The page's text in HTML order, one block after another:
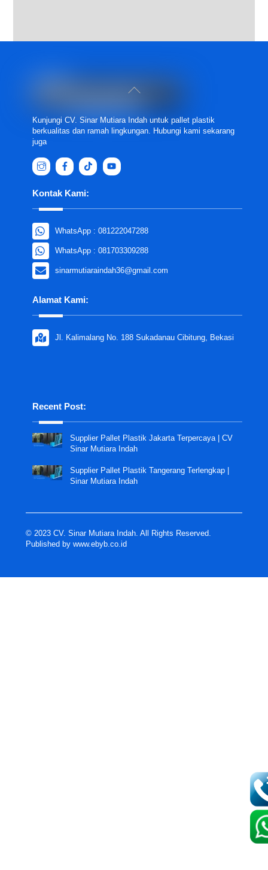
Back
Kunjungi CV. Sinar Mutiara Indah untuk pallet plastik
berkualitas dan ramah lingkungan. Hubungi kami sekarang
juga
Kontak Kami:
WhatsApp : 081222047288
WhatsApp : 081703309288
sinarmutiaraindah36@gmail.com
Alamat Kami:
Jl. Kalimalang No. 188 Sukadanau Cibitung, Bekasi
Recent Post:
Supplier Pallet Plastik Jakarta Terpercaya | CV
Sinar Mutiara Indah
Supplier Pallet Plastik Tangerang Terlengkap |
Sinar Mutiara Indah
© 2023 CV. Sinar Mutiara Indah. All Rights Reserved.
Published by www.ebyb.co.id